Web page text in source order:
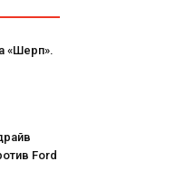
«Шерп».
Ford